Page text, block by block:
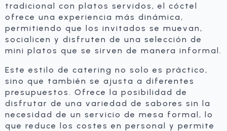
tradicional con platos servidos, el cóctel
ofrece una experiencia más dinámica,
permitiendo que los invitados se muevan,
socialicen y disfruten de una selección de
mini platos que se sirven de manera informal.
Este estilo de catering no solo es práctico,
sino que también se ajusta a diferentes
presupuestos. Ofrece la posibilidad de
disfrutar de una variedad de sabores sin la
necesidad de un servicio de mesa formal, lo
que reduce los costes en personal y permite